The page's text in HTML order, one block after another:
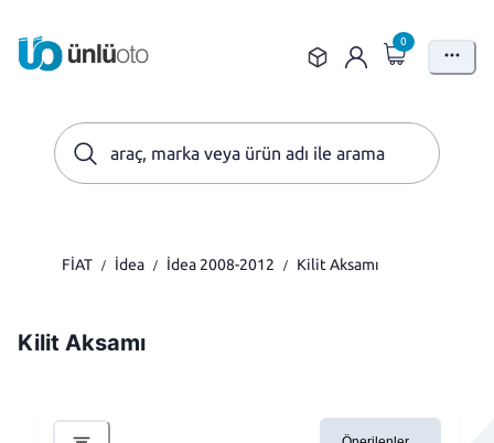
0
FİAT / İdea / İdea 2008-2012 / Kilit Aksamı
Kilit Aksamı